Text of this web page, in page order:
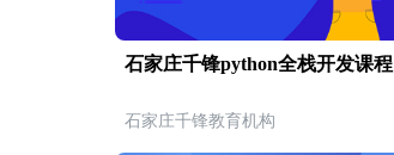
石家庄千锋python全栈开发课程
石家庄千锋教育机构